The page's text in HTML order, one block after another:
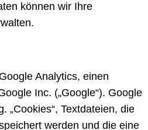
können wir Ihre
Analytics, einen
Inc. („Google“). Google
„Cookies“, Textdateien, die
werden und die eine